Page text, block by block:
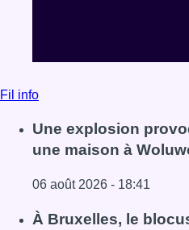
Fil info
Une explosion
une maison à
06 août 2026 - 18:41
Lire l'article Une
À Bruxelles, le